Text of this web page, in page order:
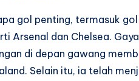
gol penting, termasuk
Arsenal dan Chelsea.
di depan gawang
Selain itu, ia telah